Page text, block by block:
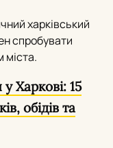
харківський
спробувати
міста.
Харкові: 15
обідів та